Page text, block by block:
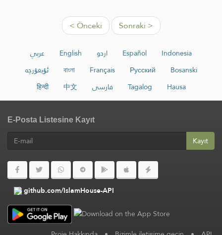
< Önceki Sonraki >
عربي English اردو Español
Indonesia
ئۇيغۇرچە
বাংলা Français Русский
Bosanski
हिन्दी
中文 فارسی Tagalog Hausa
E-Posta Listesine Kayıt
Kayıt
github.com/IslamHouse-API